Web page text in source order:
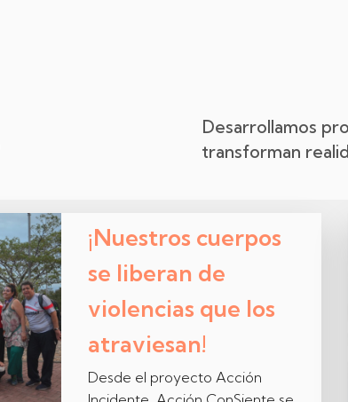
Desarrollamos
transforman
¡Nuestros cuerpos
se liberan de
violencias que los
atraviesan!
Desde el proyecto Acción